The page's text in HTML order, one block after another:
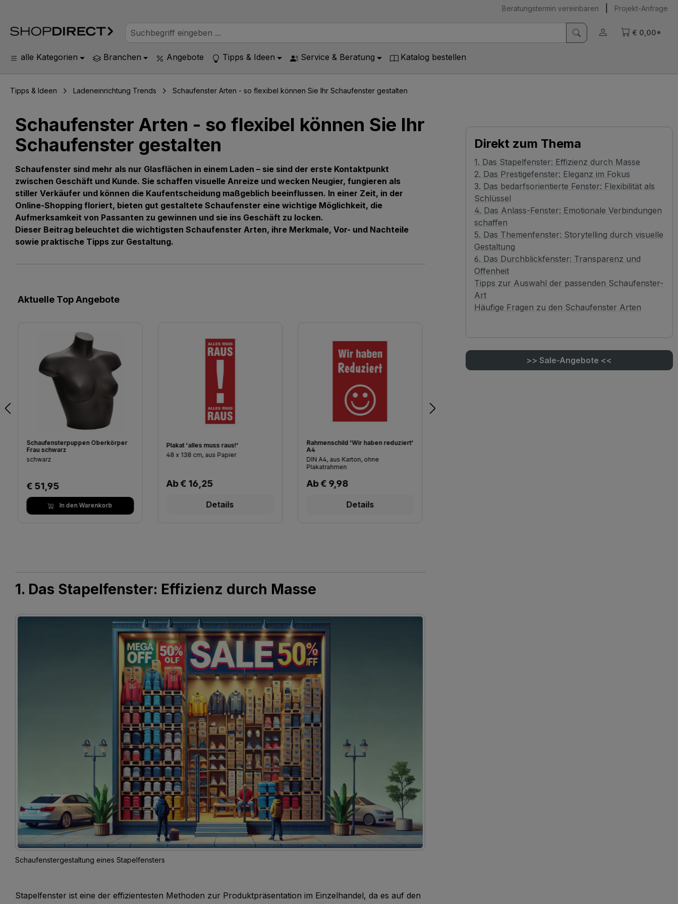
Beratungstermin vereinbaren Projekt-Anfrage
€ 0,00*
alle Kategorien Branchen Angebote Tipps & Ideen Service & Beratung Katalog bestellen
Tipps & Ideen Ladeneinrichtung Trends Schaufenster Arten - so flexibel können Sie Ihr Schaufenster gestalten
Schaufenster Arten - so flexibel können Sie Ihr
Schaufenster gestalten
Schaufenster sind mehr als nur Glasflächen in einem Laden – sie sind der erste Kontaktpunkt
zwischen Geschäft und Kunde. Sie schaffen visuelle Anreize und wecken Neugier, fungieren als
stiller Verkäufer und können die Kaufentscheidung maßgeblich beeinflussen. In einer Zeit, in der
Online-Shopping floriert, bieten gut gestaltete Schaufenster eine wichtige Möglichkeit, die
Aufmerksamkeit von Passanten zu gewinnen und sie ins Geschäft zu locken.
Dieser Beitrag beleuchtet die wichtigsten Schaufenster Arten, ihre Merkmale, Vor- und Nachteile
sowie praktische Tipps zur Gestaltung.
Produktgalerie überspringen
Aktuelle Top Angebote
Schaufensterpuppen Oberkörper
Frau schwarz
schwarz
Regulärer Preis:
€ 51,95
In den Warenkorb
Plakat 'alles muss raus!'
48 x 138 cm, aus Papier
Regulärer Preis:
Ab€ 16,25
Details
Rahmenschild 'Wir haben reduziert'
A4
DIN A4, aus Karton, ohne
Plakatrahmen
Regulärer Preis:
Ab€ 9,98
Details
1. Das Stapelfenster: Effizienz durch Masse
Schaufenstergestaltung eines Stapelfensters
Stapelfenster ist eine der effizientesten Methoden zur Produktpräsentation im Einzelhandel, da es auf den
Direkt zum Thema
1. Das Stapelfenster: Effizienz durch Masse
2. Das Prestigefenster: Eleganz im Fokus
3. Das bedarfsorientierte Fenster: Flexibilität als
Schlüssel
4. Das Anlass-Fenster: Emotionale Verbindungen
schaffen
5. Das Themenfenster: Storytelling durch visuelle
Gestaltung
6. Das Durchblickfenster: Transparenz und
Offenheit
Tipps zur Auswahl der passenden Schaufenster-
Art
Häufige Fragen zu den Schaufenster Arten
>> Sale-Angebote <<